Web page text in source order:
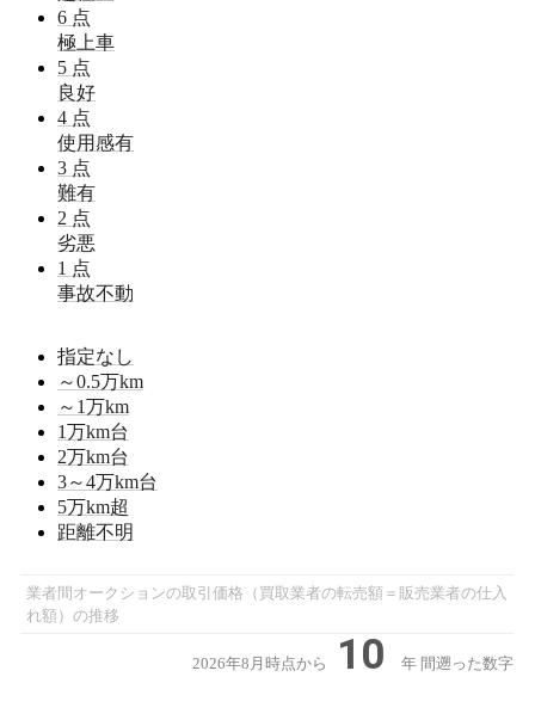
6 点
極上車
5 点
良好
4 点
使用感有
3 点
難有
2 点
劣悪
1 点
事故不動
指定なし
～0.5万km
～1万km
1万km台
2万km台
3～4万km台
5万km超
距離不明
業者間オークションの取引価格（買取業者の転売額＝販売業者の仕入
れ額）の推移
2026年8月時点から 10 年 間遡った数字